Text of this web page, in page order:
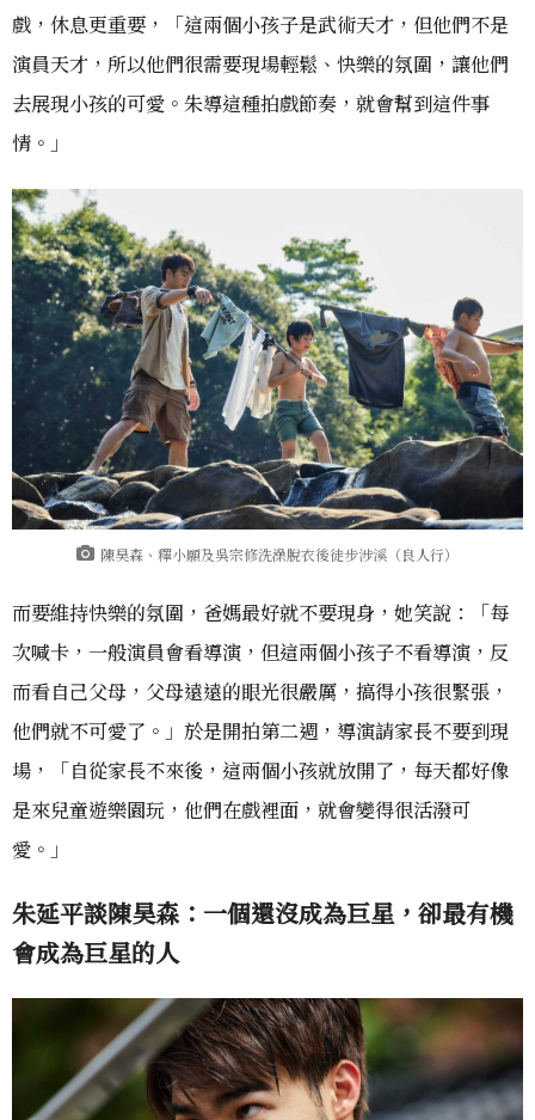
戲，休息更重要，「這兩個小孩子是武術天才，但他們不是
演員天才，所以他們很需要現場輕鬆、快樂的氛圍，讓他們
去展現小孩的可愛。朱導這種拍戲節奏，就會幫到這件事
情。」
陳昊森、釋小願及吳宗修洗澡脫衣後徒步涉溪（良人行）
而要維持快樂的氛圍，爸媽最好就不要現身，她笑說：「每
次喊卡，一般演員會看導演，但這兩個小孩子不看導演，反
而看自己父母，父母遠遠的眼光很嚴厲，搞得小孩很緊張，
他們就不可愛了。」於是開拍第二週，導演請家長不要到現
場，「自從家長不來後，這兩個小孩就放開了，每天都好像
是來兒童遊樂園玩，他們在戲裡面，就會變得很活潑可
愛。」
朱延平談陳昊森：一個還沒成為巨星，卻最有機
會成為巨星的人